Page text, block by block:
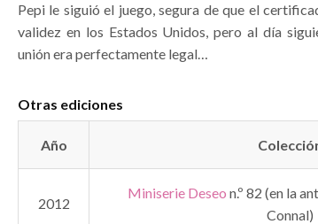
Pepi le siguió el juego, segura de que el
validez en los Estados Unidos, pero al día
unión era perfectamente legal…
Otras ediciones
Año
2012
Miniserie Deseo n.º 82 (en la
Connal)